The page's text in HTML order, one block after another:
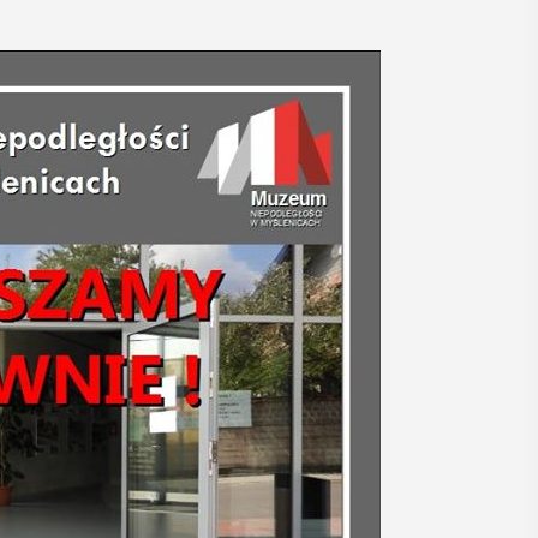
29-30
się
06
Promocja XXVII
tomu rocznika
„Małopolska.
Regiony –
regionalizmy –
małe ojczyny”
W środę 6 maja o godz. 17 w Miejskiej
Bibliotece Publicznej w Myślenicach
odbędzie się promocja XXVII tomu
rocznika "Małopolska. Regiony -